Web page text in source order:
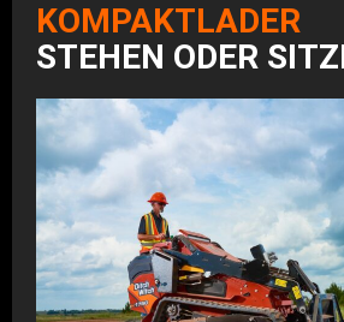
KOMPAKTLADER
STEHEN ODER